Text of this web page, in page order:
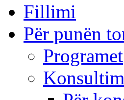
Fillimi
Për punën
Programet